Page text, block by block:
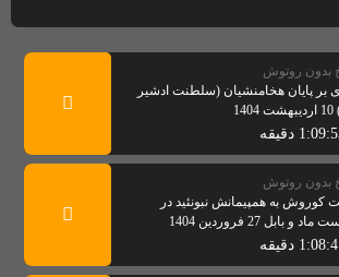
بدون روتوش
بر پایان هخامنشیان (سلطنت ادشیر
بدون روتوش
کوروش به همپیمانش نبونئید در
و بابل 27 فروردین 1404